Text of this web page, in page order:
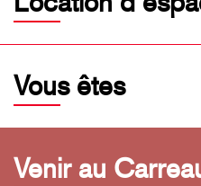
Vous êtes
Venir au